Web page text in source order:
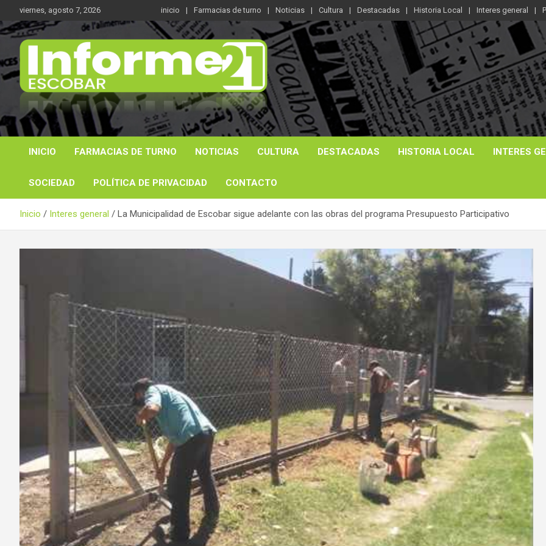
al
contenido
viernes, agosto 7, 2026 inicio Farmacias de turno Noticias Cultura Destacadas Historia Local Interes general
Informe 21
Noticas reales
INICIO FARMACIAS DE TURNO NOTICIAS CULTURA DESTACADAS HISTORIA LOCAL INTERES
SOCIEDAD POLÍTICA DE PRIVACIDAD CONTACTO
Inicio Interes general La Municipalidad de Escobar sigue adelante con las obras del programa Presupuesto Participativo